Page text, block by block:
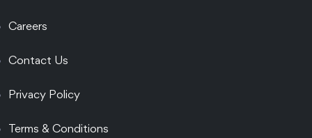
Careers
Contact Us
Privacy Policy
Terms & Conditions